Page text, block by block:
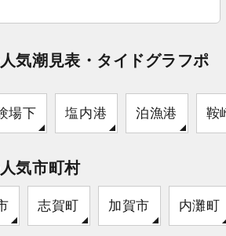
気潮見表・タイドグラフポ
場下 塩内港 泊漁港 鞍
気市町村
志賀町 加賀市 内灘町